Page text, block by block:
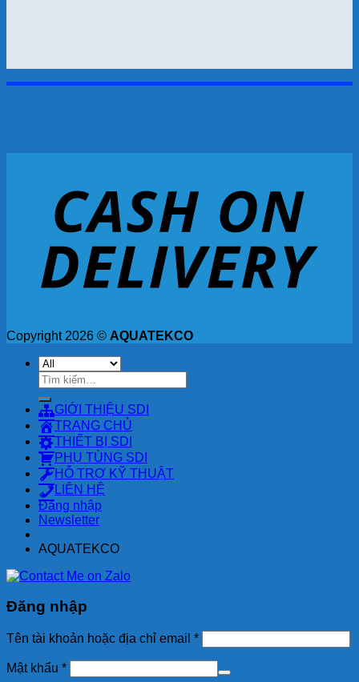
Copyright 2026 © AQUATEKCO
Tìm
kiếm:
GIỚI THIỆU SDI
TRANG CHỦ
THIẾT BỊ SDI
PHỤ TÙNG SDI
HỖ TRỢ KỸ THUẬT
LIÊN HỆ
Đăng nhập
Newsletter
AQUATEKCO
Đăng nhập
Tên tài khoản hoặc địa chỉ email *
Mật khẩu *